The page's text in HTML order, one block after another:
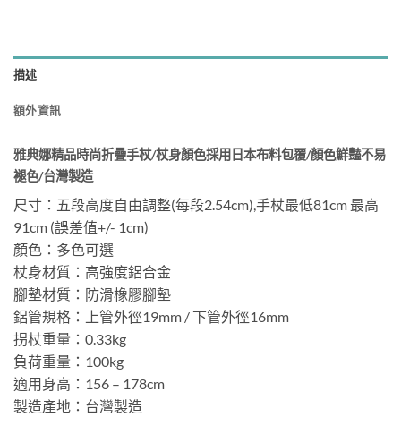
描述
額外資訊
雅典娜精品時尚折疊手杖/杖身顏色採用日本布料包覆/顏色鮮豔不易
褪色/台灣製造
尺寸：五段高度自由調整(每段2.54cm),手杖最低81cm 最高
91cm (誤差值+/- 1cm)
顏色：多色可選
杖身材質：高強度鋁合金
腳墊材質：防滑橡膠腳墊
鋁管規格：上管外徑19mm / 下管外徑16mm
拐杖重量：0.33kg
負荷重量：100kg
適用身高：156 – 178cm
製造產地：台灣製造